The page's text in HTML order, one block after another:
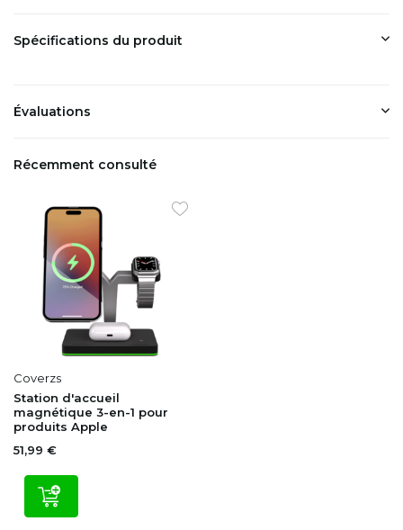
Spécifications du produit
Évaluations
Récemment consulté
Coverzs
Station d'accueil
magnétique 3-en-1 pour
produits Apple
51,99 €